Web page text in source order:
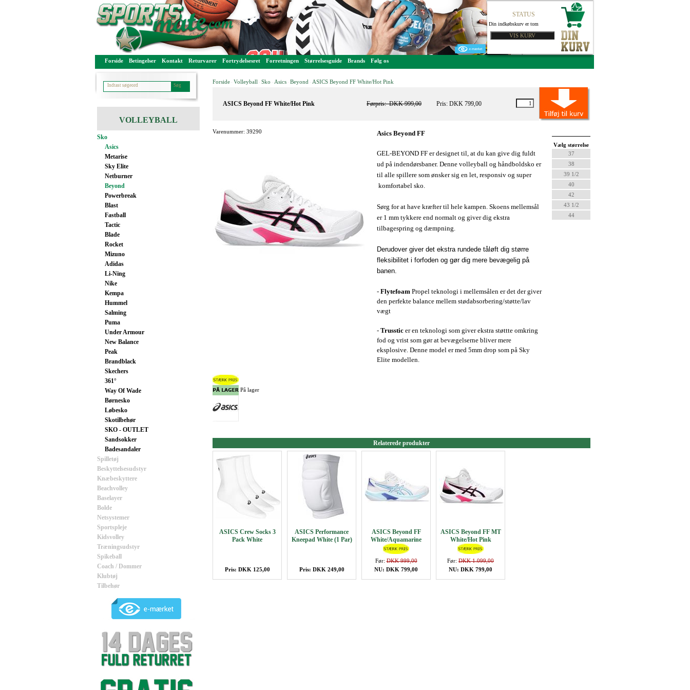
STATUS
Din indkøbskurv er tom
Forside Betingelser Kontakt Returvarer Fortrydelsesret Forretningen Størrelsesguide Brands Følg os
VOLLEYBALL
Sko
Asics
Metarise
Sky Elite
Netburner
Beyond
Powerbreak
Blast
Fastball
Tactic
Blade
Rocket
Mizuno
Adidas
Li-Ning
Nike
Kempa
Hummel
Salming
Puma
Under Armour
New Balance
Peak
Brandblack
Skechers
361°
Way Of Wade
Børnesko
Løbesko
Skotilbehør
SKO - OUTLET
Sandsokker
Badesandaler
Spilletøj
Beskyttelsesudstyr
Knæbeskyttere
Beachvolley
Baselayer
Bolde
Netsystemer
Sportspleje
Kidsvolley
Træningsudstyr
Spikeball
Coach / Dommer
Klubtøj
Tilbehør
Forside Volleyball Sko Asics Beyond ASICS Beyond FF White/Hot Pink
ASICS Beyond FF White/Hot Pink Førpris:DKK 999,00 Pris: DKK 799,00
Varenummer: 39290 Asics Beyond FF
GEL-BEYOND FF er designet til, at du kan give dig fuldt
ud på indendørsbaner. Denne volleyball og håndboldsko er
til alle spillere som ønsker sig en let, responsiv og super
komfortabel sko.
Sørg for at have kræfter til hele kampen. Skoens mellemsål
er 1 mm tykkere end normalt og giver dig ekstra
tilbagespring og dæmpning.
Derudover giver det ekstra rundede tåløft dig større
fleksibilitet i forfoden og gør dig mere bevægelig på
banen.
- Flytefoam Propel teknologi i mellemsålen er det der giver
den perfekte balance mellem stødabsorbering/støtte/lav
vægt
- Trusstic er en teknologi som giver ekstra støttte omkring
fod og vrist som gør at bevægelserne bliver mere
eksplosive. Denne model er med 5mm drop som på Sky
Elite modellen.
Vælg størrelse
37
38
39 1/2
40
42
43 1/2
44
På lager
Relaterede produkter
ASICS Crew Socks 3
Pack White
Pris: DKK 125,00
ASICS Performance
Kneepad White (1 Par)
Pris: DKK 249,00
ASICS Beyond FF
White/Aquamarine
Før:DKK 999,00
NU: DKK 799,00
ASICS Beyond FF MT
White/Hot Pink
Før: DKK 1.099,00
NU: DKK 799,00